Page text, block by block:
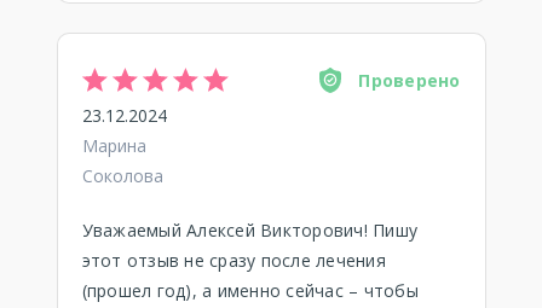
Проверено
23.12.2024
Марина
Соколова
Уважаемый Алексей Викторович! Пишу
этот отзыв не сразу после лечения
(прошел год), а именно сейчас – чтобы